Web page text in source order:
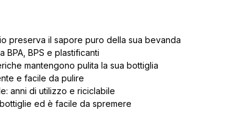
preserva il sapore puro della sua bevanda
BPA, BPS e plastificanti
mantengono pulita la sua bottiglia
e facile da pulire
anni di utilizzo e riciclabile
ed è facile da spremere